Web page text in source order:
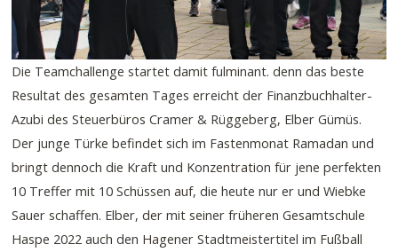
Die Teamchallenge startet damit fulminant. denn das beste
Resultat des gesamten Tages erreicht der Finanzbuchhalter-
Azubi des Steuerbüros Cramer & Rüggeberg, Elber Gümüs.
Der junge Türke befindet sich im Fastenmonat Ramadan und
bringt dennoch die Kraft und Konzentration für jene perfekten
10 Treffer mit 10 Schüssen auf, die heute nur er und Wiebke
Sauer schaffen. Elber, der mit seiner früheren Gesamtschule
Haspe 2022 auch den Hagener Stadtmeistertitel im Fußball